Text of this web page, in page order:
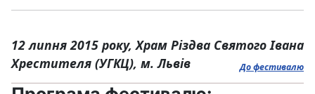
12 липня 2015 року, Храм Різдва Святого Івана
Хрестителя (УГКЦ), м. Львів
До фестивалю